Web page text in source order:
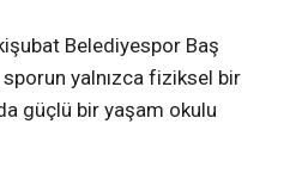
Belediyespor Baş
yalnızca fiziksel bir
güçlü bir yaşam okulu